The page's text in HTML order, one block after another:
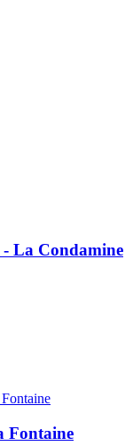
- La Condamine
Fontaine